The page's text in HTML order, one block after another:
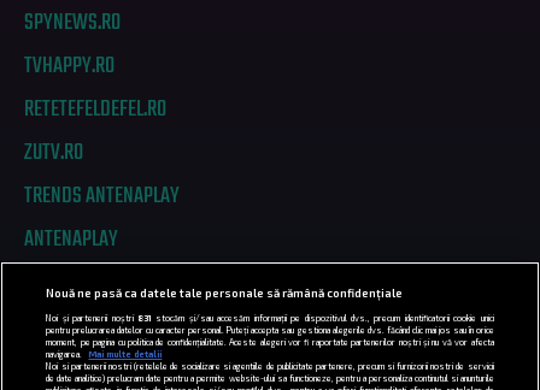
SPYNEWS.RO
TVHAPPY.RO
RETETEFELDEFEL.RO
ZUTV.RO
TRENDS ANTENAPLAY
ANTENAPLAY
PRIVACY
COD DEONTOLOGIC
Nouă ne pasă ca datele tale personale să rămână confidențiale
Noi și partenerii noștri 831
stocăm și/sau accesăm informații pe dispozitivul dvs., precum identificatorii cookie unici
pentru prelucrarea datelor cu caracter personal. Puteți accepta sau gestiona alegerile dvs. făcând clic mai jos sau în orice
moment, pe pagina cu politica de confidențialitate. Aceste alegeri vor fi raportate partenerilor noștri și nu vă vor afecta
navigarea.
Mai multe detalii
Noi si partenerii nostri (retelele de socializare si agentiile de publicitate partenere, precum si furnizorii nostri de servicii
de date analitice) prelucram date pentru a permite website-ului sa functioneze, pentru a personaliza continutul si anunturile